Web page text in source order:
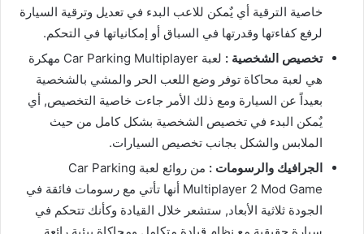
خاصية الترقية أي يٌمكن للاعب البدء في تعديل وترقية السيارة
لرفع كفاءتها وقدرتها في السباق أو إمكانياتها في التحكم.
تخصيص الشخصية :
لعبة Car Parking Multiplayer مهكرة
هي لعبة محاكاة توفر وضع اللعب الحر والمشي بالشخصية
بعيداً عن السيارة ومع ذلك الأمر جاءت خاصية التخصيص, أي
يٌمكن البدء في تخصيص الشخصية بشكل كامل من حيث
الملابس والشكل بجانب تخصيص السيارات.
الجرافيك والرسومات :
من روائع لعبة Car Parking
Multiplayer 2 Mod Game أنها تأتي مع رسومات فائقة في
الجودة ثلاثية الأبعاد, ستشعر خلال القيادة وكأنك تتحكم في